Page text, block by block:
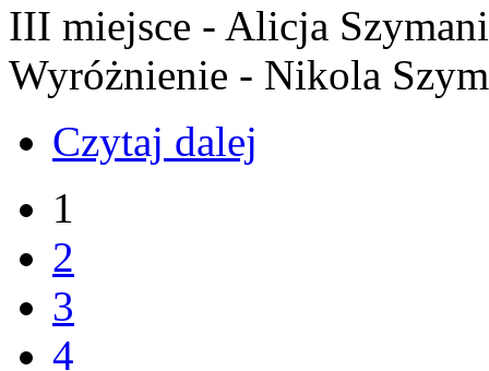
III miejsce - Alicja
Wyróżnienie - Nikola
Czytaj dalej
1
2
3
4